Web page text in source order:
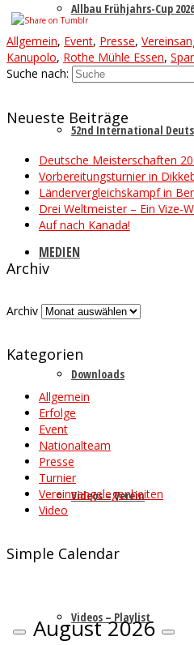
Allbau Frühjahrs-Cup 2026
52nd International
MEDIEN
Downloads
Videos – Verein
Videos – Playlist
Allgemein, Event, Presse,
Kanupolo, Rothe Mühle Essen,
Suche nach:
Neueste Beiträge
Deutsche Meisterschaften
Vorbereitungsturnier in
Ländervergleichskampf in
Drei Weltmeister – Ein Vize-
Auf nach Kanada!
Archiv
Archiv
Kategorien
Allgemein
Erfolge
Event
Nationalteam
Presse
Turnier
Vereinsangelegenheiten
Video
Simple Calendar
August2026